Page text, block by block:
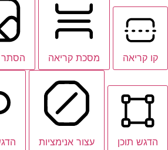
קו קריאה מסכת קריאה הסתר
הדגש תוכן עצור אנימציות